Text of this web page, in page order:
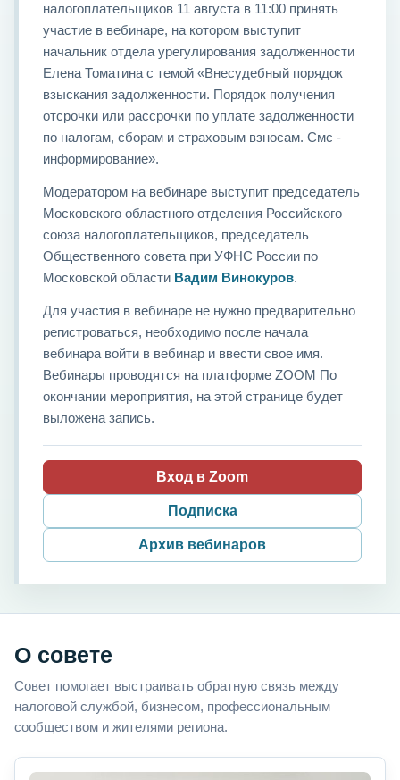
налогоплательщиков 11 августа в 11:00 принять
участие в вебинаре, на котором выступит
начальник отдела урегулирования задолженности
Елена Томатина с темой «Внесудебный порядок
взыскания задолженности. Порядок получения
отсрочки или рассрочки по уплате задолженности
по налогам, сборам и страховым взносам. Смс -
информирование».
Модератором на вебинаре выступит председатель
Московского областного отделения Российского
союза налогоплательщиков, председатель
Общественного совета при УФНС России по
Московской области Вадим Винокуров.
Для участия в вебинаре не нужно предварительно
регистроваться, необходимо после начала
вебинара войти в вебинар и ввести свое имя.
Вебинары проводятся на платформе ZOOM По
окончании мероприятия, на этой странице будет
выложена запись.
Вход в Zoom
Подписка
Архив вебинаров
О совете
Совет помогает выстраивать обратную связь между
налоговой службой, бизнесом, профессиональным
сообществом и жителями региона.